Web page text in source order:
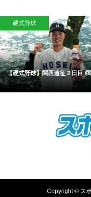
硬式野球
【硬式野球】関西遠征２日目 /
Copyright ©ス